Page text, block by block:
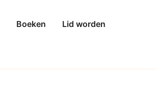
Boeken
Lid worden